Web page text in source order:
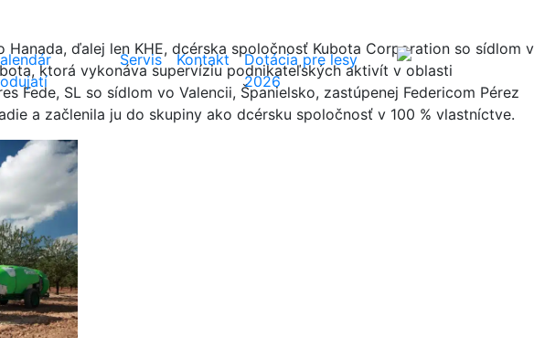
Servis Kontakt
Dotácia pre lesy
2026
Hľadať
ďalej len KHE, dcérska spoločnosť Kubota Corporation so sídlom v
ktorá vykonáva supervíziu podnikateľských aktivít v oblasti
SL so sídlom vo Valencii, Španielsko, zastúpenej Federicom Pérez
a začlenila ju do skupiny ako dcérsku spoločnosť v 100 % vlastníctve.